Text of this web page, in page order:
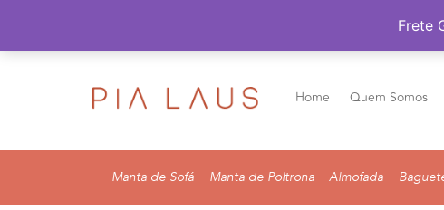
Home Quem Somos
Manta de Sofá Manta de Poltrona Almofada
Frete